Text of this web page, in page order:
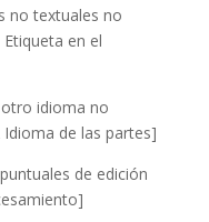
no textuales no
en el
idioma no
de las partes]
de edición